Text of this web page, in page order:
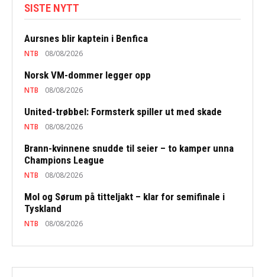
SISTE NYTT
Aursnes blir kaptein i Benfica
NTB 08/08/2026
Norsk VM-dommer legger opp
NTB 08/08/2026
United-trøbbel: Formsterk spiller ut med skade
NTB 08/08/2026
Brann-kvinnene snudde til seier – to kamper unna
Champions League
NTB 08/08/2026
Mol og Sørum på titteljakt – klar for semifinale i
Tyskland
NTB 08/08/2026